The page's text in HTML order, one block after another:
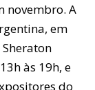
novembro. A
em
às 19h, e
do